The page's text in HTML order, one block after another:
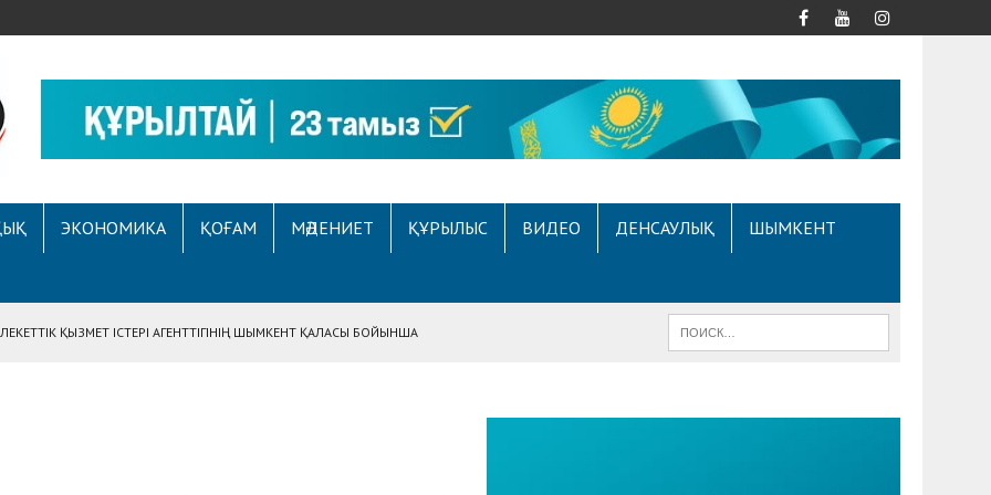
ЭКОНОМИКА ҚОҒАМ МӘДЕНИЕТ ҚҰРЫЛЫС ВИДЕО ДЕНСАУЛЫҚ ШЫМКЕНТ
ҚЫЗМЕТ ІСТЕРІ АГЕНТТІГІНІҢ ШЫМКЕНТ ҚАЛАСЫ БОЙЫНША
САУАТТЫЛЫҚ МӘСЕЛЕЛЕРІ ТАЛҚЫЛАНДЫ
СҰХБАТ БЕРІЛДІ